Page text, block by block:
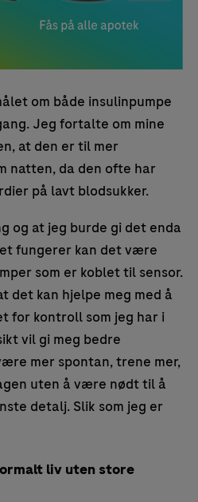
om både insulinpumpe
Jeg fortalte om mine
at den er til mer
natten, da den ofte har
på lavt blodsukker.
og at jeg burde gi det enda
fungerer kan det være
som er koblet til sensor.
det kan hjelpe meg med å
for kontroll som jeg har i
vil gi meg bedre
mer spontan, trene mer,
uten å være nødt til å
detalj. Slik som jeg er
liv uten store